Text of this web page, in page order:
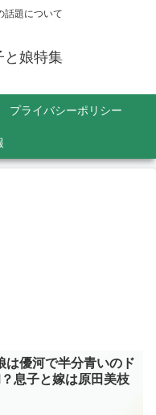
話題について
と娘特集
プライバシーポリシー
は優河で半分青いのド
息子と嫁は原田美枝